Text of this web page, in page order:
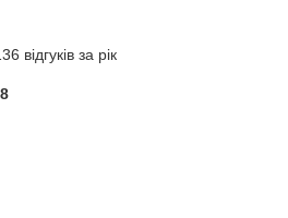
відгуків за рік